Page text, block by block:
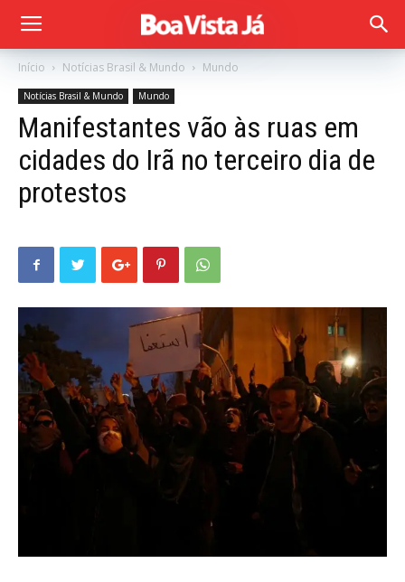
Início Notícias Brasil & Mundo Mundo
Notícias Brasil & Mundo Mundo
Manifestantes vão às ruas em
cidades do Irã no terceiro dia de
protestos